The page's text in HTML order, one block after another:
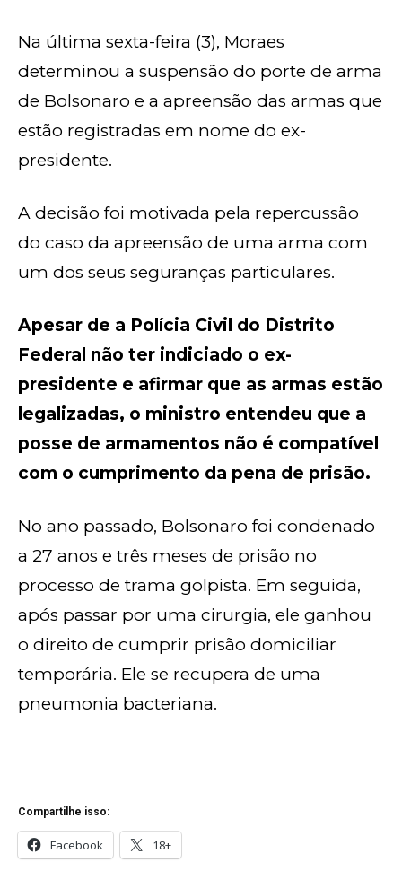
Na última sexta-feira (3), Moraes
determinou a suspensão do porte de arma
de Bolsonaro e a apreensão das armas que
estão registradas em nome do ex-
presidente.
A decisão foi motivada pela repercussão
do caso da apreensão de uma arma com
um dos seus seguranças particulares.
Apesar de a Polícia Civil do Distrito
Federal não ter indiciado o ex-
presidente e afirmar que as armas estão
legalizadas, o ministro entendeu que a
posse de armamentos não é compatível
com o cumprimento da pena de prisão.
No ano passado, Bolsonaro foi condenado
a 27 anos e três meses de prisão no
processo de trama golpista. Em seguida,
após passar por uma cirurgia, ele ganhou
o direito de cumprir prisão domiciliar
temporária. Ele se recupera de uma
pneumonia bacteriana.
Compartilhe isso:
Facebook 18+